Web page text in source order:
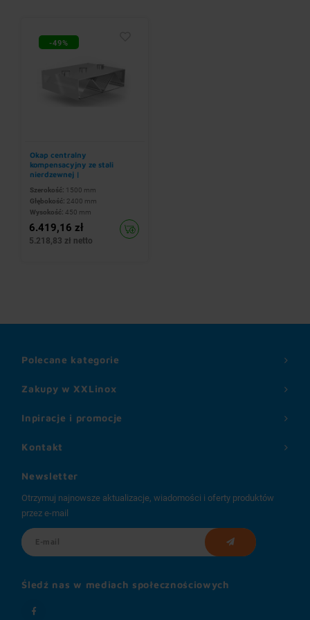
-49%
Okap centralny
kompensacyjny ze stali
nierdzewnej |
Szerokość: 1500 mm
Głębokość: 2400 mm
Wysokość: 450 mm
6.419,16 zł
5.218,83 zł netto
Zakupy w XXLinox
Inpiracje i promocje
Polecane kategorie
Kontakt
Newsletter
Otrzymuj najnowsze aktualizacje, wiadomości i oferty produktów
przez e-mail
Śledź nas w mediach społecznościowych